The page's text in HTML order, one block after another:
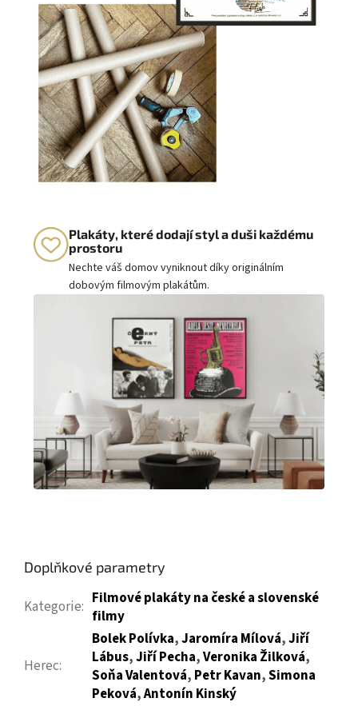
Plakáty, které dodají styl a duši každému
prostoru
Nechte váš domov vyniknout díky originálním
dobovým filmovým plakátům.
Doplňkové parametry
Kategorie: Filmové plakáty na české a slovenské
filmy
Herec:
Bolek Polívka,Jaromíra Mílová,Jiří
Lábus,Jiří Pecha,Veronika Žilková,
Soňa Valentová, Petr Kavan,Simona
Peková,Antonín Kinský